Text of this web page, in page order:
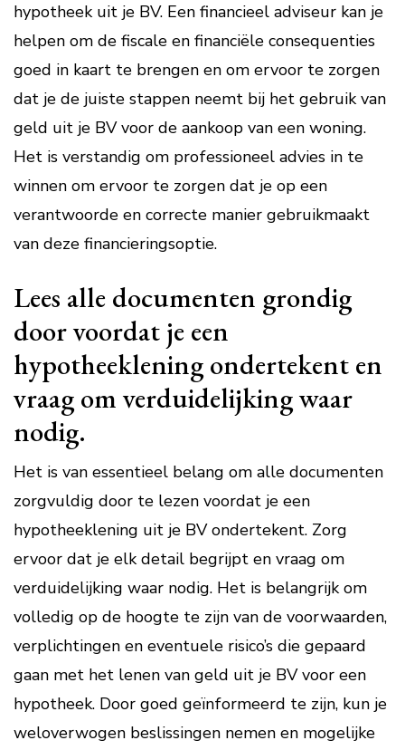
hypotheek uit je BV. Een financieel adviseur kan je
helpen om de fiscale en financiële consequenties
goed in kaart te brengen en om ervoor te zorgen
dat je de juiste stappen neemt bij het gebruik van
geld uit je BV voor de aankoop van een woning.
Het is verstandig om professioneel advies in te
winnen om ervoor te zorgen dat je op een
verantwoorde en correcte manier gebruikmaakt
van deze financieringsoptie.
Lees alle documenten grondig
door voordat je een
hypotheeklening ondertekent en
vraag om verduidelijking waar
nodig.
Het is van essentieel belang om alle documenten
zorgvuldig door te lezen voordat je een
hypotheeklening uit je BV ondertekent. Zorg
ervoor dat je elk detail begrijpt en vraag om
verduidelijking waar nodig. Het is belangrijk om
volledig op de hoogte te zijn van de voorwaarden,
verplichtingen en eventuele risico’s die gepaard
gaan met het lenen van geld uit je BV voor een
hypotheek. Door goed geïnformeerd te zijn, kun je
weloverwogen beslissingen nemen en mogelijke